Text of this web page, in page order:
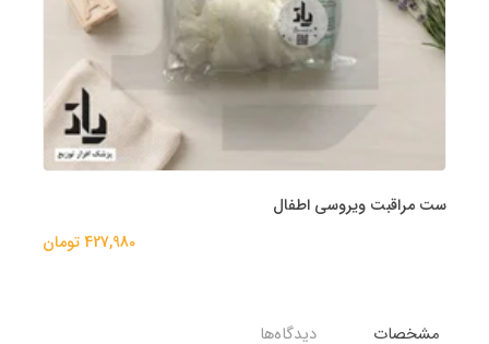
ست مراقبت ویروسی اطفال
427,980 تومان
مشخصات دیدگاه‌ها